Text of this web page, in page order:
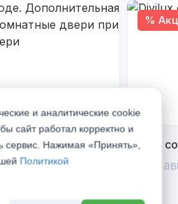
Дополнительная
двери при
%
Divilux
До 31
и аналитические cookie
сайт работал корректно и
сервис. Нажимая «Принять»,
Политикой